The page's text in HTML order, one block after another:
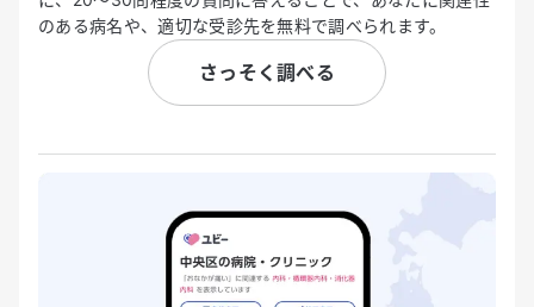
のある病名や、適切な受診先を無料で調べられます。
さっそく調べる